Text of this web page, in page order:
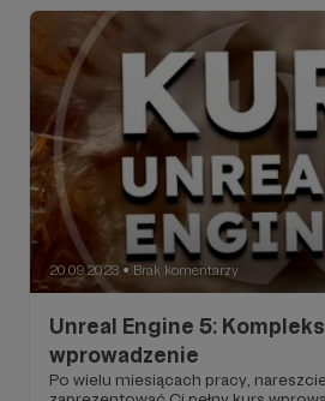
20.09.2023 ● Brak komentarzy
Unreal Engine 5:
wprowadzenie
Po wielu miesiącach pracy,